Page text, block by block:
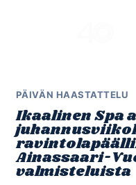
PÄIVÄN HAASTATTELU
Ikaalinen Spa
Ainassaari-
valmisteluista